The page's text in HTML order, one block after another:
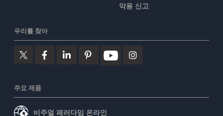
악용 신고
우리를 찾아
주요 제품
비주얼 패러다임 온라인